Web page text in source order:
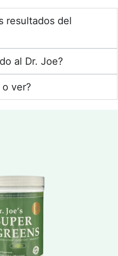
resultados del
al Dr. Joe?
ver?